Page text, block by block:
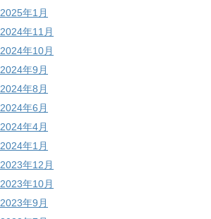
2025年1月
2024年11月
2024年10月
2024年9月
2024年8月
2024年6月
2024年4月
2024年1月
2023年12月
2023年10月
2023年9月